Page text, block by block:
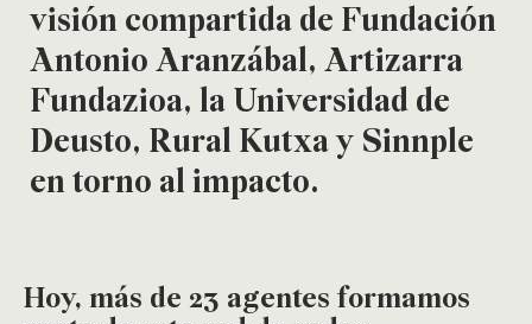
visión compartida de Fundación
Antonio Aranzábal, Artizarra
Fundazioa, la Universidad de
Deusto, Rural Kutxa y Sinnple
en torno al impacto.
Hoy, más de 23 agentes formamos